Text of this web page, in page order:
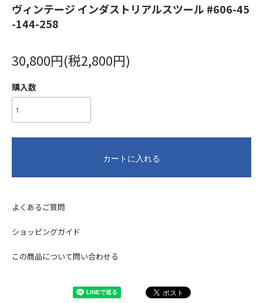
ヴィンテージ インダストリアルスツール #606-45
-144-258
30,800円(税2,800円)
購入数
カートに入れる
よくあるご質問
ショッピングガイド
この商品について問い合わせる